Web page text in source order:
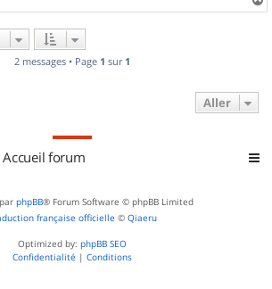
a
2 messages • Page 1 sur 1
Aller
Accueil forum
phpBB® Forum Software © phpBB Limited
française officielle © Qiaeru
Optimized by: phpBB SEO
Confidentialité | Conditions